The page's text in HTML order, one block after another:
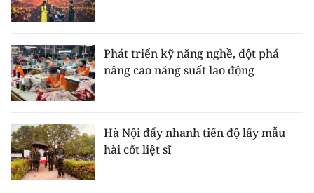
Phát triển kỹ năng nghề, đột phá
nâng cao năng suất lao động
Hà Nội đẩy nhanh tiến độ lấy mẫu
hài cốt liệt sĩ